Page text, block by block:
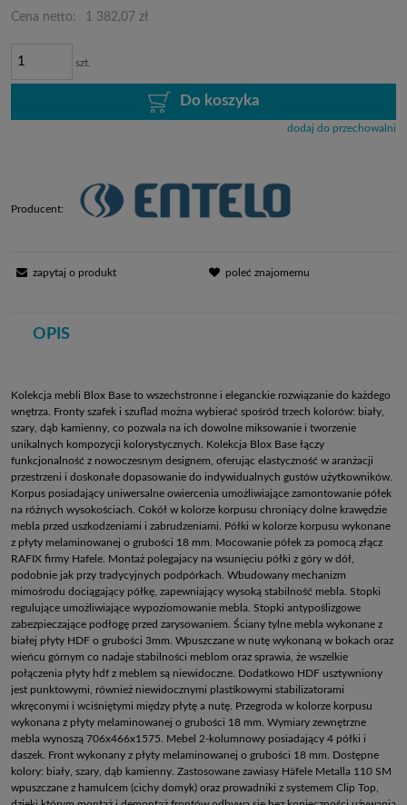
Cena netto: 1 382,07 zł
szt.
Do koszyka
dodaj do przechowalni
Producent:
zapytaj o produkt poleć znajomemu
OPIS
Kolekcja mebli Blox Base to wszechstronne i eleganckie rozwiązanie do każdego
wnętrza. Fronty szafek i szuflad można wybierać spośród trzech kolorów: biały,
szary, dąb kamienny, co pozwala na ich dowolne miksowanie i tworzenie
unikalnych kompozycji kolorystycznych. Kolekcja Blox Base łączy
funkcjonalność z nowoczesnym designem, oferując elastyczność w aranżacji
przestrzeni i doskonałe dopasowanie do indywidualnych gustów użytkowników.
Korpus posiadający uniwersalne owiercenia umożliwiające zamontowanie półek
na różnych wysokościach. Cokół w kolorze korpusu chroniący dolne krawędzie
mebla przed uszkodzeniami i zabrudzeniami. Półki w kolorze korpusu wykonane
z płyty melaminowanej o grubości 18 mm. Mocowanie półek za pomocą złącz
RAFIX firmy Hafele. Montaż polegajacy na wsunięciu półki z góry w dół,
podobnie jak przy tradycyjnych podpórkach. Wbudowany mechanizm
mimośrodu dociągający półkę, zapewniający wysoką stabilność mebla. Stopki
regulujące umożliwiające wypoziomowanie mebla. Stopki antypoślizgowe
zabezpieczające podłogę przed zarysowaniem. Ściany tylne mebla wykonane z
białej płyty HDF o grubości 3mm. Wpuszczane w nutę wykonaną w bokach oraz
wieńcu górnym co nadaje stabilności meblom oraz sprawia, że wszelkie
połączenia płyty hdf z meblem są niewidoczne. Dodatkowo HDF usztywniony
jest punktowymi, również niewidocznymi plastikowymi stabilizatorami
wkręconymi i wciśniętymi między płytę a nutę. Przegroda w kolorze korpusu
wykonana z płyty melaminowanej o grubości 18 mm. Wymiary zewnętrzne
mebla wynoszą 706x466x1575. Mebel 2-kolumnowy posiadający 4 półki i
daszek. Front wykonany z płyty melaminowanej o grubości 18 mm. Dostępne
kolory: biały, szary, dąb kamienny. Zastosowane zawiasy Häfele Metalla 110 SM
wpuszczane z hamulcem (cichy domyk) oraz prowadniki z systemem Clip Top,